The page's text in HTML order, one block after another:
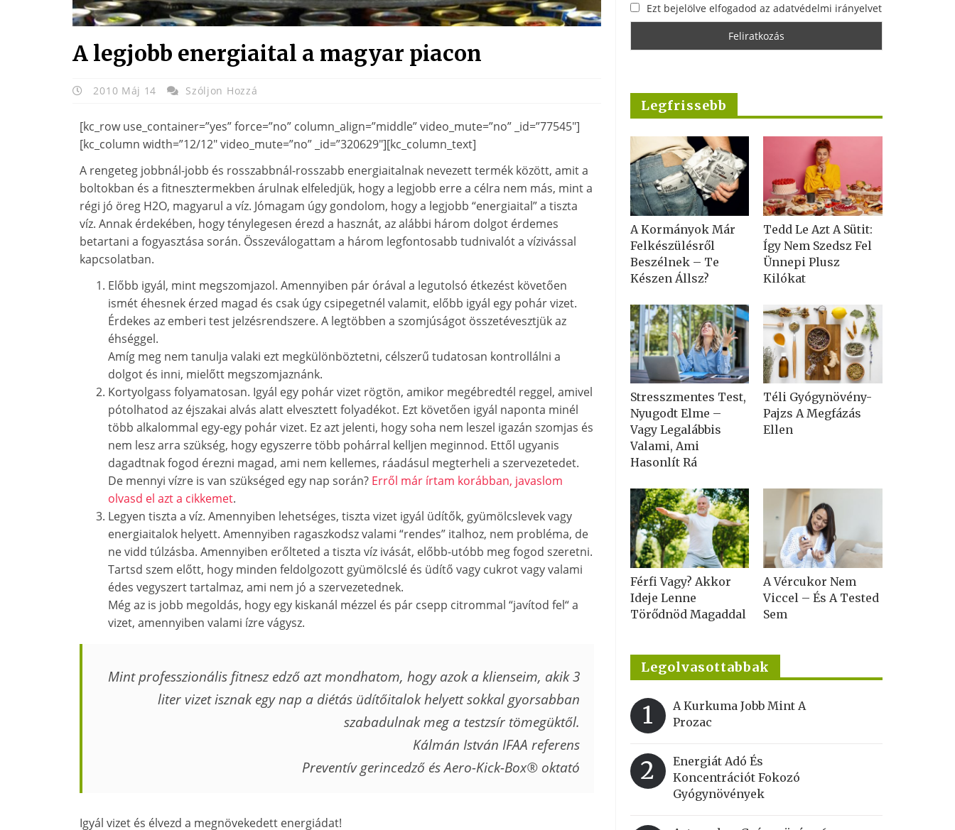
A legjobb energiaital a magyar piacon
2010 Máj 14 Szóljon Hozzá
[kc_row use_container=”yes” force=”no” column_align=”middle” video_mute=”no” _id=”77545″]
[kc_column width=”12/12″ video_mute=”no” _id=”320629″][kc_column_text]
A rengeteg jobbnál-jobb és rosszabbnál-rosszabb energiaitalnak nevezett termék között, amit a
boltokban és a fitnesztermekben árulnak elfeledjük, hogy a legjobb erre a célra nem más, mint a
régi jó öreg H2O, magyarul a víz. Jómagam úgy gondolom, hogy a legjobb “energiaital” a tiszta
víz. Annak érdekében, hogy ténylegesen érezd a hasznát, az alábbi három dolgot érdemes
betartani a fogyasztása során. Összeválogattam a három legfontosabb tudnivalót a vízivással
kapcsolatban.
Előbb igyál, mint megszomjazol. Amennyiben pár órával a legutolsó étkezést követően
ismét éhesnek érzed magad és csak úgy csipegetnél valamit, előbb igyál egy pohár vizet.
Érdekes az emberi test jelzésrendszere. A legtöbben a szomjúságot összetévesztjük az
éhséggel.
Amíg meg nem tanulja valaki ezt megkülönböztetni, célszerű tudatosan kontrollálni a
dolgot és inni, mielőtt megszomjaznánk.
Kortyolgass folyamatosan. Igyál egy pohár vizet rögtön, amikor megébredtél reggel, amivel
pótolhatod az éjszakai alvás alatt elvesztett folyadékot. Ezt követően igyál naponta minél
több alkalommal egy-egy pohár vizet. Ez azt jelenti, hogy soha nem leszel igazán szomjas és
nem lesz arra szükség, hogy egyszerre több pohárral kelljen meginnod. Ettől ugyanis
dagadtnak fogod érezni magad, ami nem kellemes, ráadásul megterheli a szervezetedet.
De mennyi vízre is van szükséged egy nap során? Erről már írtam korábban, javaslom
olvasd el azt a cikkemet.
Legyen tiszta a víz. Amennyiben lehetséges, tiszta vizet igyál üdítők, gyümölcslevek vagy
energiaitalok helyett. Amennyiben ragaszkodsz valami “rendes” italhoz, nem probléma, de
ne vidd túlzásba. Amennyiben erőlteted a tiszta víz ivását, előbb-utóbb meg fogod szeretni.
Tartsd szem előtt, hogy minden feldolgozott gyümölcslé és üdítő vagy cukrot vagy valami
édes vegyszert tartalmaz, ami nem jó a szervezetednek.
Még az is jobb megoldás, hogy egy kiskanál mézzel és pár csepp citrommal “javítod fel“ a
vizet, amennyiben valami ízre vágysz.
Mint professzionális fitnesz edző azt mondhatom, hogy azok a klienseim, akik 3
liter vizet isznak egy nap a diétás üdítőitalok helyett sokkal gyorsabban
szabadulnak meg a testzsír tömegüktől.
Kálmán István IFAA referens
Preventív gerincedző és Aero-Kick-Box® oktató
Igyál vizet és élvezd a megnövekedett energiádat!
Ezt bejelölve elfogadod az adatvédelmi irányelvet
Legfrissebb
A Kormányok Már
Felkészülésről
Beszélnek – Te
Készen Állsz?
Tedd Le Azt A Sütit:
Így Nem Szedsz Fel
Ünnepi Plusz
Kilókat
Stresszmentes Test,
Nyugodt Elme –
Vagy Legalábbis
Valami, Ami
Hasonlít Rá
Téli Gyógynövény-
Pajzs A Megfázás
Ellen
Férfi Vagy? Akkor
Ideje Lenne
Törődnöd Magaddal
A Vércukor Nem
Viccel – És A Tested
Sem
Legolvasottabbak
1
A Kurkuma Jobb Mint A
Prozac
2
Energiát Adó És
Koncentrációt Fokozó
Gyógynövények